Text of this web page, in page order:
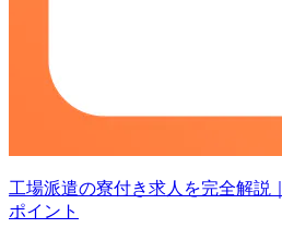
工場派遣の寮付き求人を完全解説
ポイント